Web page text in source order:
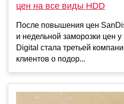
цен на все виды HDD
После повышения цен
и недельной заморозки цен
Digital стала третьей
клиентов о подор...